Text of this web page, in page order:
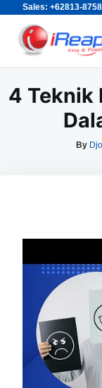
Sales: +62813-
Skip
content
Search
for:
4 Teknik
By